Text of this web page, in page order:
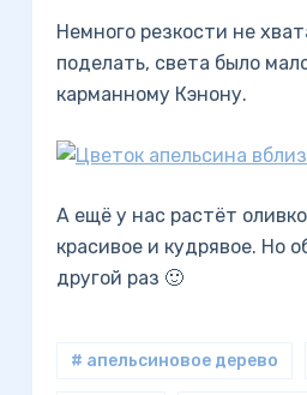
Немного резкости не
поделать, света было
карманному Кэнону.
А ещё у нас растёт
красивое и кудрявое. Но
другой раз 🙂
# апельсиновое дерево